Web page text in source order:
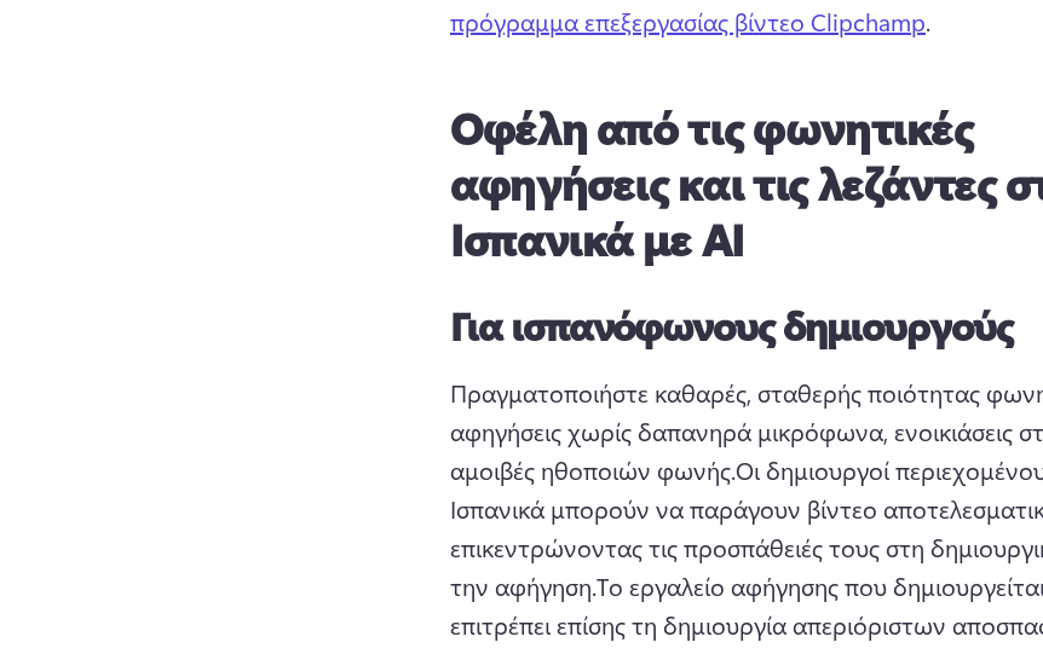
πρόγραμμα επεξεργασίας βίντεο Clipchamp.
Οφέλη από τις φωνητικές
αφηγήσεις και τις λεζάντες
Ισπανικά με AI
Για ισπανόφωνους δημιουργούς
Πραγματοποιήστε καθαρές, σταθερής ποιότητας
αφηγήσεις χωρίς δαπανηρά μικρόφωνα, ενοικιάσεις
αμοιβές ηθοποιών φωνής.Οι δημιουργοί
Ισπανικά μπορούν να παράγουν βίντεο
επικεντρώνοντας τις προσπάθειές τους στη
την αφήγηση.Το εργαλείο αφήγησης που
επιτρέπει επίσης τη δημιουργία απεριόριστων